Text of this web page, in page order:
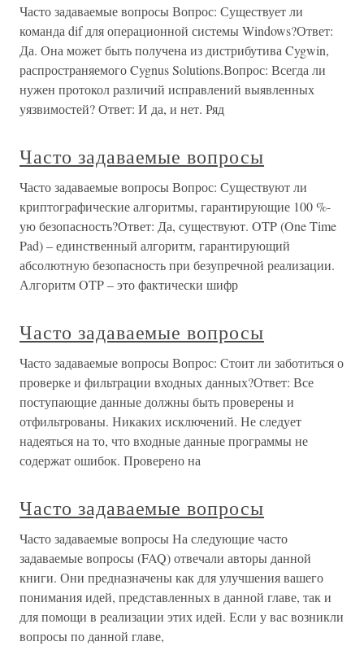
Часто задаваемые вопросы Вопрос: Существует ли
команда dif для операционной системы Windows?Ответ:
Да. Она может быть получена из дистрибутива Cygwin,
распространяемого Cygnus Solutions.Вопрос: Всегда ли
нужен протокол различий исправлений выявленных
уязвимостей? Ответ: И да, и нет. Ряд
Часто задаваемые вопросы
Часто задаваемые вопросы Вопрос: Существуют ли
криптографические алгоритмы, гарантирующие 100 %-
ую безопасность?Ответ: Да, существуют. OTP (One Time
Pad) – единственный алгоритм, гарантирующий
абсолютную безопасность при безупречной реализации.
Алгоритм OTP – это фактически шифр
Часто задаваемые вопросы
Часто задаваемые вопросы Вопрос: Стоит ли заботиться о
проверке и фильтрации входных данных?Ответ: Все
поступающие данные должны быть проверены и
отфильтрованы. Никаких исключений. Не следует
надеяться на то, что входные данные программы не
содержат ошибок. Проверено на
Часто задаваемые вопросы
Часто задаваемые вопросы На следующие часто
задаваемые вопросы (FAQ) отвечали авторы данной
книги. Они предназначены как для улучшения вашего
понимания идей, представленных в данной главе, так и
для помощи в реализации этих идей. Если у вас возникли
вопросы по данной главе,